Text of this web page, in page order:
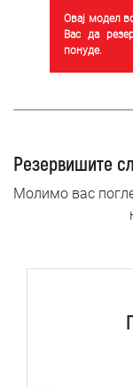
Овај модел
Вас да
понуде.
Резервишите
Молимо вас